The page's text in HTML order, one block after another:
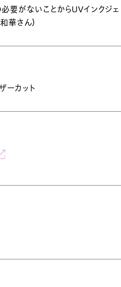
必要がないことからUVインクジェ
華さん）
ーカット